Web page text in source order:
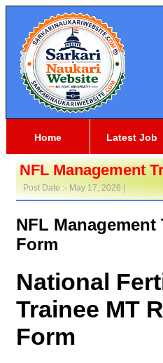
Home Latest Job
NFL Management
Post Date :- May 17, 2026 |
NFL
Form
National
Trainee MT
Form